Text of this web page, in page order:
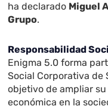
ha declarado Miguel
Grupo.
Responsabilidad
Enigma 5.0 forma
Social Corporativa de
objetivo de ampliar
económica en la